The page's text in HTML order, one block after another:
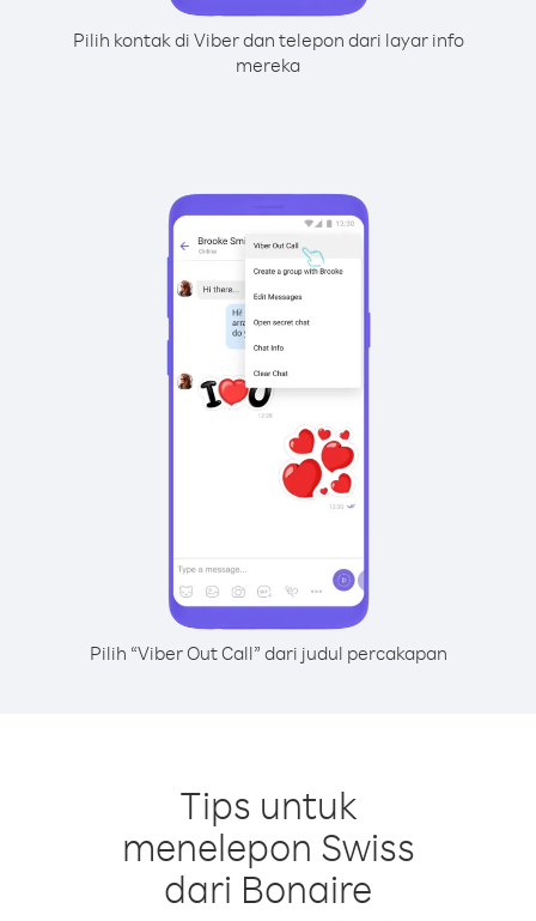
Pilih kontak di Viber dan telepon dari layar info
mereka
Pilih “Viber Out Call” dari judul percakapan
Tips untuk
menelepon Swiss
dari Bonaire